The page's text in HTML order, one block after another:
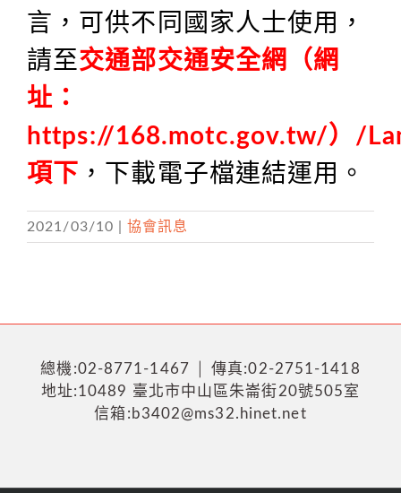
言，可供不同國家人士使用，
請至交通部交通安全網（網
址：
https://168.motc.gov.tw/）/
項下 ，下載電子檔連結運用。
2021/03/10 協會訊息
總機:02-8771-1467 │ 傳真:02-2751-1418
地址:10489 臺北市中山區朱崙街20號505室
信箱:b3402@ms32.hinet.net